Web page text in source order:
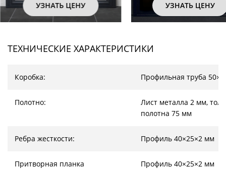
ЦЕНУ УЗНАТЬ ЦЕНУ
ТЕХНИЧЕСКИЕ ХАРАКТЕРИСТИКИ
Коробка: Профильная труба
Полотно:
Лист металла 2 мм,
полотна 75 мм
Ребра жесткости: Профиль 40×25×2 мм
Притворная планка
Профиль 40×25×2 мм